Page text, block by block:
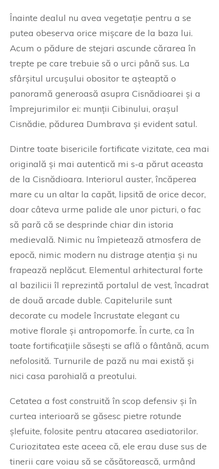
Înainte dealul nu avea vegetație pentru a se
putea obeserva orice mișcare de la baza lui.
Acum o pădure de stejari ascunde cărarea în
trepte pe care trebuie să o urci până sus. La
sfârșitul urcușului obositor te așteaptă o
panoramă generoasă asupra Cisnădioarei și a
împrejurimilor ei: munții Cibinului, orașul
Cisnădie, pădurea Dumbrava și evident satul.
Dintre toate bisericile fortificate vizitate, cea mai
originală și mai autentică mi s-a părut aceasta
de la Cisnădioara. Interiorul auster, încăperea
mare cu un altar la capăt, lipsită de orice decor,
doar câteva urme palide ale unor picturi, o fac
să pară că se desprinde chiar din istoria
medievală. Nimic nu împietează atmosfera de
epocă, nimic modern nu distrage atenția și nu
frapează neplăcut. Elementul arhitectural forte
al bazilicii îl reprezintă portalul de vest, încadrat
de două arcade duble. Capitelurile sunt
decorate cu modele încrustate elegant cu
motive florale și antropomorfe. În curte, ca în
toate fortificațiile săsești se află o fântână, acum
nefolosită. Turnurile de pază nu mai există și
nici casa parohială a preotului.
Cetatea a fost construită în scop defensiv și în
curtea interioară se găsesc pietre rotunde
șlefuite, folosite pentru atacarea asediatorilor.
Curiozitatea este aceea că, ele erau duse sus de
tinerii care voiau să se căsătorească, urmând